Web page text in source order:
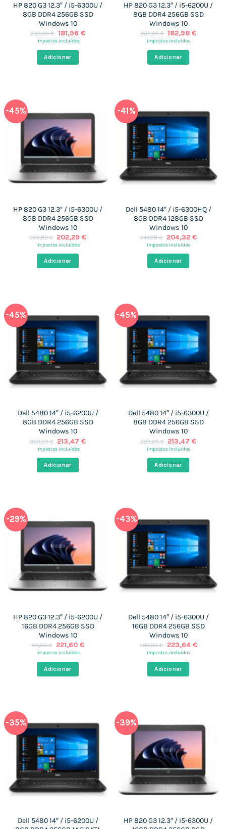
HP 820 G3 12.3″ / i5-6300U /
8GB DDR4 256GB SSD
Windows 10
233,00€ O
preço
era:
233,00 €.
181,96 €O
impostos incluídos
Adicionar
HP 820 G3 12.3″ / i5-6200U /
8GB DDR4 256GB SSD
Windows 10
302,00€ O
preço
era:
302,00 €.
182,98€O
impostos incluídos
Adicionar
-45%
HP 820 G3 12.3″ / i5-6300U /
8GB DDR4 256GB SSD
Windows 10
366,00€ O
preço
era:
366,00 €.
202,29€O
impostos incluídos
Adicionar
-41%
Dell 5480 14″ / i5-6300HQ /
8GB DDR4 128GB SSD
Windows 10
344,00€
O
preço
era:
344,00 €.
204,32 €O
impostos incluídos
Adicionar
-45%
Dell 5480 14″ / i5-6200U /
8GB DDR4 256GB SSD
Windows 10
389,00€ O
preço
era:
389,00 €.
213,47€O
impostos incluídos
Adicionar
-45%
Dell 5480 14″ / i5-6300U /
8GB DDR4 256GB SSD
Windows 10
389,00€ O
preço
era:
389,00 €.
213,47€O
impostos incluídos
Adicionar
-29%
HP 820 G3 12.3″ / i5-6200U /
16GB DDR4 256GB SSD
Windows 10
311,00€
O
preço
era:
311,00 €.
221,60 €O
impostos incluídos
Adicionar
-43%
Dell 5480 14″ / i5-6300U /
16GB DDR4 256GB SSD
Windows 10
389,00€
O
preço
era:
389,00 €.
223,64 €O
impostos incluídos
Adicionar
-35%
Dell 5480 14″ / i5-6200U /
-39%
HP 820 G3 12.3″ / i5-6300U /